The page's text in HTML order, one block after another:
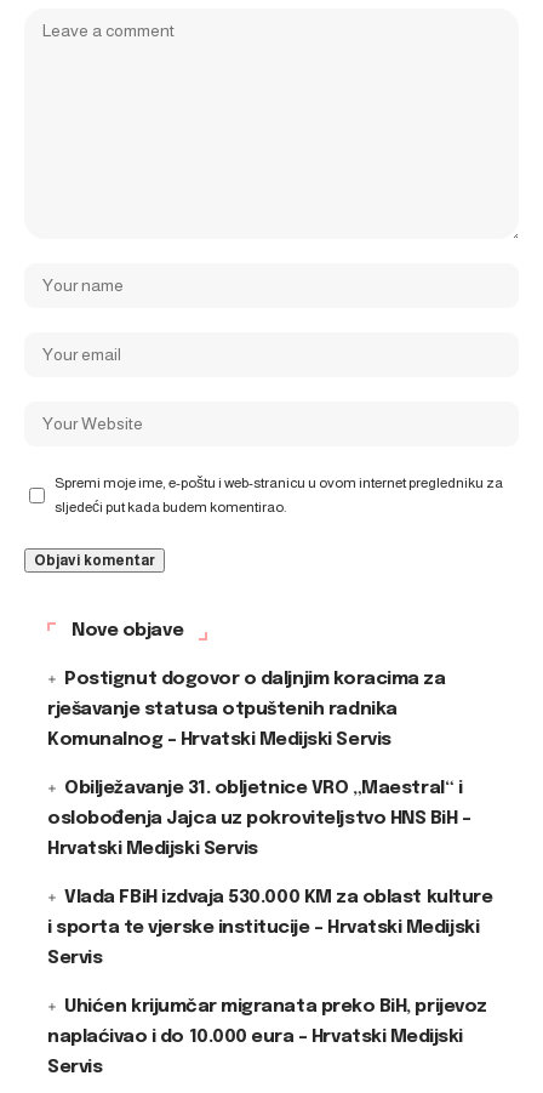
Spremi moje ime, e-poštu i web-stranicu u ovom internet pregledniku za
sljedeći put kada budem komentirao.
Nove objave
Postignut dogovor o daljnjim koracima za
rješavanje statusa otpuštenih radnika
Komunalnog – Hrvatski Medijski Servis
Obilježavanje 31. obljetnice VRO „Maestral“ i
oslobođenja Jajca uz pokroviteljstvo HNS BiH –
Hrvatski Medijski Servis
Vlada FBiH izdvaja 530.000 KM za oblast kulture
i sporta te vjerske institucije – Hrvatski Medijski
Servis
Uhićen krijumčar migranata preko BiH, prijevoz
naplaćivao i do 10.000 eura – Hrvatski Medijski
Servis